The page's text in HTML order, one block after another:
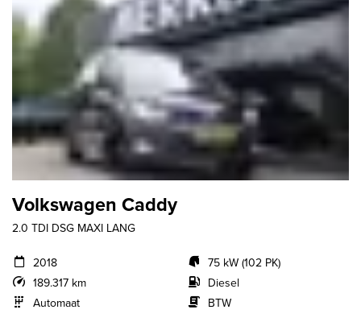
Volkswagen Caddy
2.0 TDI DSG MAXI LANG
2018
189.317 km
Automaat
75 kW (102 PK)
Diesel
BTW